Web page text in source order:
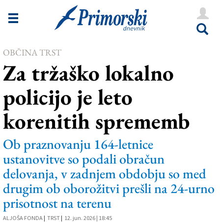
Novice
Goriška
Kultura
Šport
Še
Vreme
V Kioskih
Uredništvo
Oglasi
OBČINA TRST
Za tržaško lokalno
policijo je leto
korenitih sprememb
Ob praznovanju 164-letnice
ustanovitve so podali obračun
delovanja, v zadnjem obdobju so med
drugim ob oborožitvi prešli na 24-urno
prisotnost na terenu
ALJOŠA FONDA | TRST | 12. jun. 2026 | 18:45